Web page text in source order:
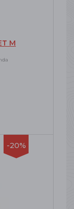
M
-20%